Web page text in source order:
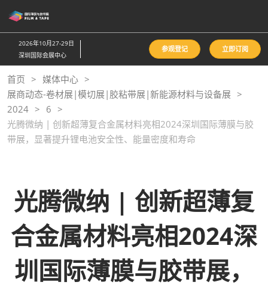
接
跳
至
内
容
2026年10月27-29日
深圳国际会展中心
参观登记 立即订阅
首页
媒体中心
展商动态-卷材展|模切展|胶粘带展|新能源材料与设备展
2024
6
光腾微纳 | 创新超薄复合金属材料亮相2024深圳国际薄膜与胶
带展，显著提升锂电池安全性、能量密度和寿命
光腾微纳 | 创新超薄复
合金属材料亮相2024深
圳国际薄膜与胶带展，